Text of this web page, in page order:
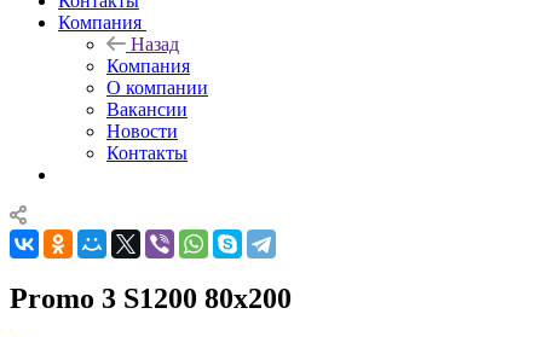
Компания
Назад
Компания
О компании
Вакансии
Новости
Контакты
Promo 3 S1200 80x200